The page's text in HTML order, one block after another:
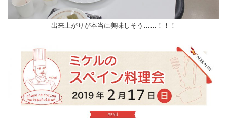
出来上がりが本当に美味しそう……！！！